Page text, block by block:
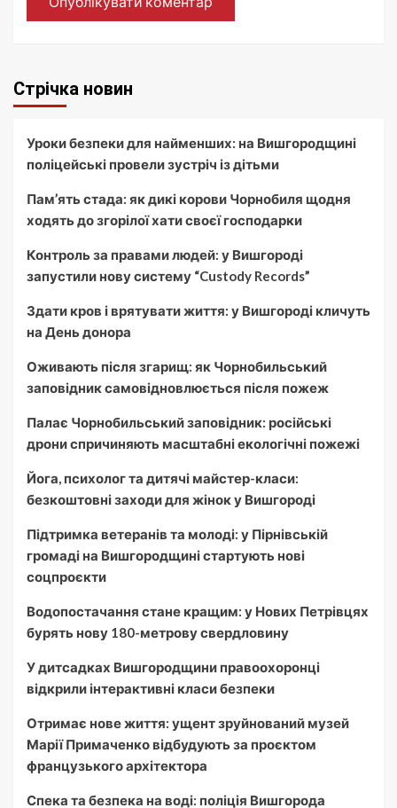
Стрічка новин
Уроки безпеки для найменших: на Вишгородщині
поліцейські провели зустріч із дітьми
Пам’ять стада: як дикі корови Чорнобиля щодня
ходять до згорілої хати своєї господарки
Контроль за правами людей: у Вишгороді
запустили нову систему “Custody Records”
Здати кров і врятувати життя: у Вишгороді кличуть
на День донора
Оживають після згарищ: як Чорнобильський
заповідник самовідновлюється після пожеж
Палає Чорнобильський заповідник: російські
дрони спричиняють масштабні екологічні пожежі
Йога, психолог та дитячі майстер-класи:
безкоштовні заходи для жінок у Вишгороді
Підтримка ветеранів та молоді: у Пірнівській
громаді на Вишгородщині стартують нові
соцпроєкти
Водопостачання стане кращим: у Нових Петрівцях
бурять нову 180-метрову свердловину
У дитсадках Вишгородщини правоохоронці
відкрили інтерактивні класи безпеки
Отримає нове життя: ущент зруйнований музей
Марії Примаченко відбудують за проєктом
французького архітектора
Спека та безпека на воді: поліція Вишгорода